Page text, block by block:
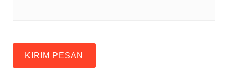
KIRIM PESAN